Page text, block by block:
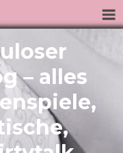
– alles